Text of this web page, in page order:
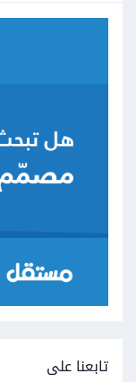
تابعنا على